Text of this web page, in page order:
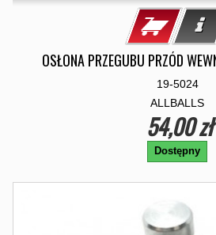
OSŁONA PRZEGUBU PRZÓD
19-5024
ALLBALLS
54,00 zł
Dostępny